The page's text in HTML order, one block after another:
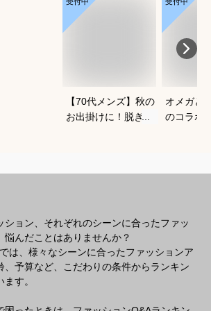
【70代メンズ】秋の
お出掛けに！脱ぎ着
オメガと
のコラボ
ション、それぞれのシーンに合ったファッ
悩んだことはありませんか？
は、様々なシーンに合ったファッションア
、予算など、こだわりの条件からランキン
す。